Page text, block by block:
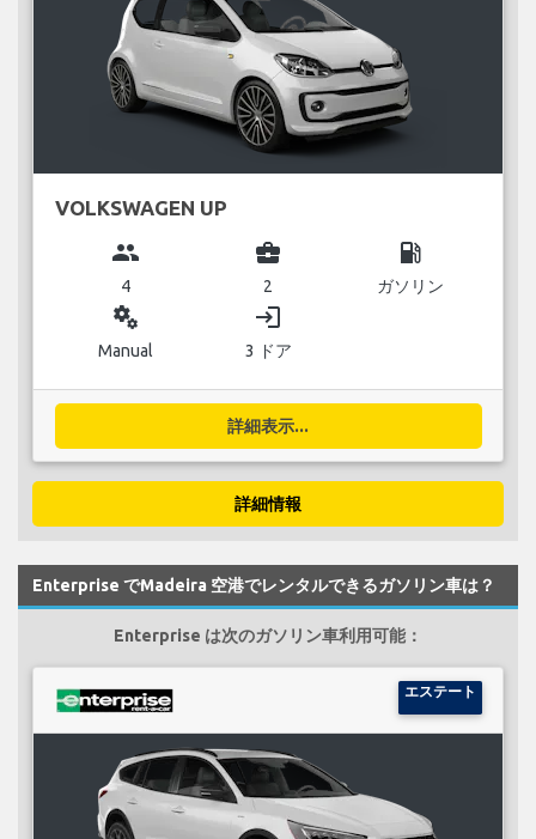
VOLKSWAGEN UP
group
4
business_center
2
local_gas_station
ガソリン
miscellaneous_services
Manual
login
3 ドア
詳細表示...
詳細情報
Enterprise でMadeira 空港でレンタルできるガソリン車は？
Enterprise は次のガソリン車利用可能：
エステート